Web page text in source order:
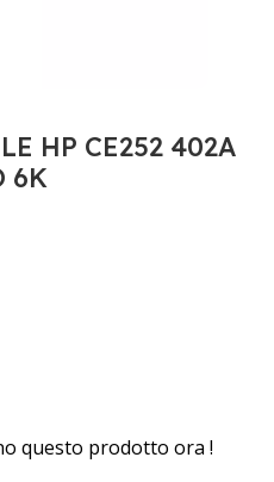
HP CE252 402A
6K
questo prodotto ora !